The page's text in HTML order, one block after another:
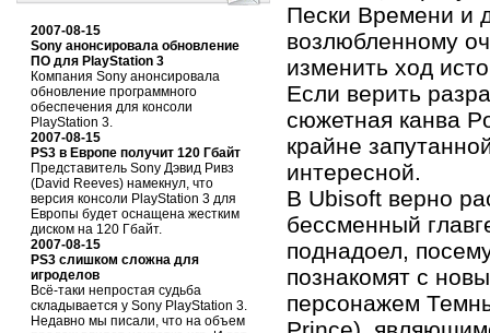
2007-08-15
Sony анонсировала обновление
ПО для PlayStation 3
Компания Sony анонсировала
обновление программного
обеспечения для консоли
PlayStation 3.
2007-08-15
PS3 в Европе получит 120 Гбайт
Представитель Sony Дэвид Ривз
(David Reeves) намекнул, что
версия консоли PlayStation 3 для
Европы будет оснащена жестким
диском на 120 Гбайт.
2007-08-15
PS3 слишком сложна для
игроделов
Всё-таки непростая судьба
складывается у Sony PlayStation 3.
Недавно мы писали, что на объем
Пески Времени и
возлюбленному
изменить ход
Если верить
сюжетная канва
крайне
интересной.
В Ubisoft верно
бессменный
поднадоел,
познакомят с
персонажем